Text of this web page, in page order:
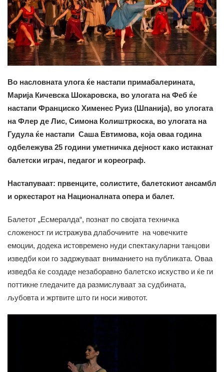
Во насловната улога ќе настапи примабалерината,
Марија Кичевска Шокаровска, во улогата на Феб ќе
настапи Франциско Хименес Руиз (Шпанија), во улогата
на Флер де Лис, Симона Колиштркоска, во улогата на
Гудула ќе настапи Саша Евтимова, која оваа година
одбележува 25 години уметничка дејност како истакнат
балетски играч, педагог и кореограф.
Настапуваат: првенците, солистите, балетскиот ансамбл
и оркестарот на Националната опера и балет.
Балетот „Есмералда“, познат по својата техничка
сложеност ги истражува длабочините на човечките
емоции, додека истовремено нуди спектакуларни танцови
изведби кои го задржуваат вниманието на публиката. Оваa
изведба ќе создаде незаборавно балетско искуство и ќе ги
поттикне гледачите да размислуваат за судбината,
љубовта и жртвите што ги носи животот.